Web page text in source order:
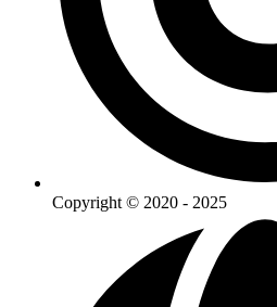
Copyright © 2020 - 2025